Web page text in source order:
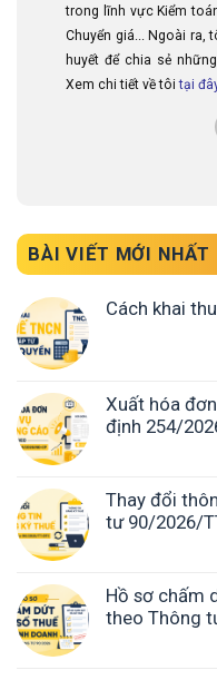
trong lĩnh vực Kiểm
Chuyển giá... Ngoài ra,
huyết để chia sẻ
Xem chi tiết về tôitại
BÀI VIẾT MỚI NHẤT
Cách khai
Xuất hóa
định 254/
Thay đổi
tư 90/2026/
Hồ sơ chấm
theo Thông